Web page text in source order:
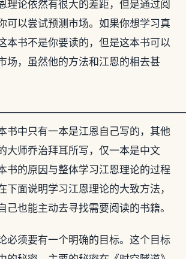
理论依然有很大的差距，但是通过阅
可以尝试预测市场。如果你想学习真
本书不是你要读的，但是这本书可以
场，虽然他的方法和江恩的相去甚
书中只有一本是江恩自己写的，其他
大师乔治拜耳所写，仅一本是中文
书的原因与整体学习江恩理论的过程
下面说明学习江恩理论的大致方法，
己也能主动去寻找需要阅读的书籍。
必须要有一个明确的目标。这个目标